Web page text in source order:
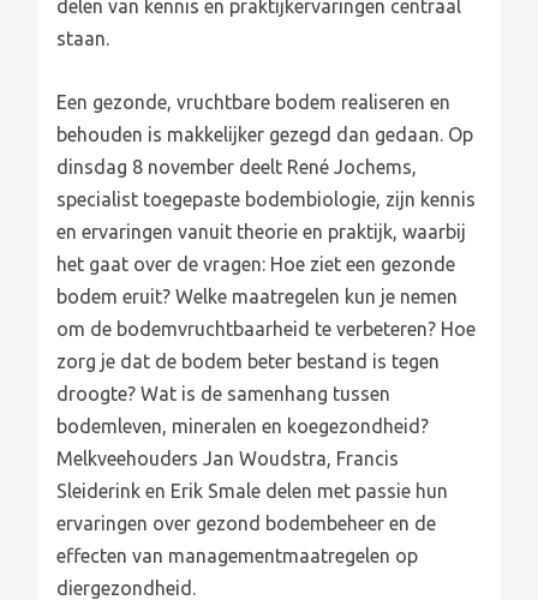
delen van kennis en praktijkervaringen centraal
staan.
Een gezonde, vruchtbare bodem realiseren en
behouden is makkelijker gezegd dan gedaan. Op
dinsdag 8 november deelt René Jochems,
specialist toegepaste bodembiologie, zijn kennis
en ervaringen vanuit theorie en praktijk, waarbij
het gaat over de vragen: Hoe ziet een gezonde
bodem eruit? Welke maatregelen kun je nemen
om de bodemvruchtbaarheid te verbeteren? Hoe
zorg je dat de bodem beter bestand is tegen
droogte? Wat is de samenhang tussen
bodemleven, mineralen en koegezondheid?
Melkveehouders Jan Woudstra, Francis
Sleiderink en Erik Smale delen met passie hun
ervaringen over gezond bodembeheer en de
effecten van managementmaatregelen op
diergezondheid.